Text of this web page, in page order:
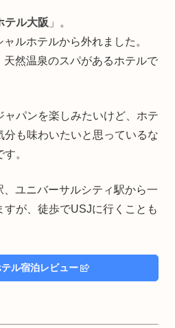
テル大阪 」。
ルホテルから外れました。
然温泉のスパがあるホテルで
パンを楽しみたいけど、ホテ
分も味わいたいと思っているな
。
ユニバーサルシティ駅から一
が、徒歩でUSJに行くことも
ル宿泊レビュー